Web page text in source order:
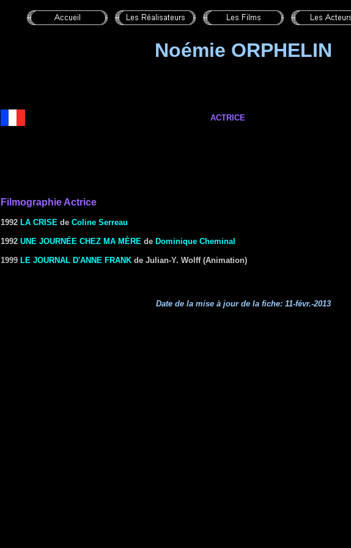
Noémie ORPHELIN
ACTRICE
Filmographie Actrice
1992 LA CRISE de Coline Serreau
1992 UNE JOURNÉE CHEZ MA MÈRE de Dominique Cheminal
1999 LE JOURNAL D'ANNE FRANK de Julian-Y. Wolff (Animation)
Date de la mise à jour de la fiche: 11-févr.-2013